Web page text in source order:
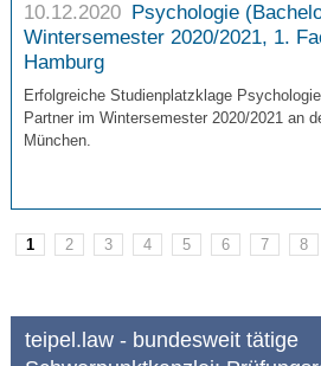
10.12.2020 Psychologie
Wintersemester 2020/2021, 1.
Hamburg
Erfolgreiche Studienplatzklage
Partner im Wintersemester 2020/2021 an
München.
1 2 3 4 5 6 7 8
teipel.law - bundesweit tätige